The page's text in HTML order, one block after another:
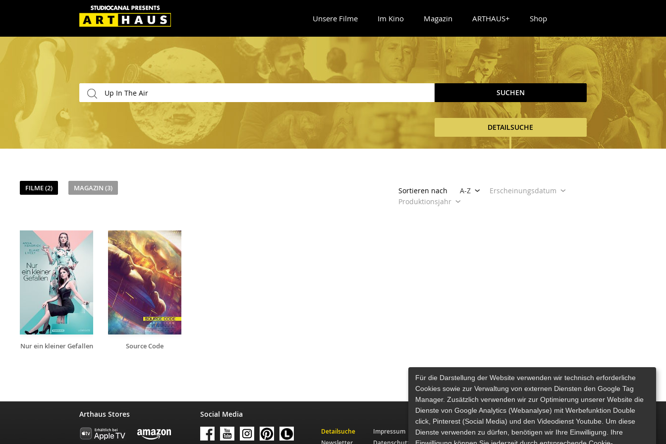
Unsere Filme Im Kino Magazin ARTHAUS+ Shop
SUCHEN
DETAILSUCHE
FILME (2) MAGAZIN (3) Sortieren nach A-Z
Erscheinungsdatum
Produktionsjahr
Nur ein kleiner Gefallen Source Code
Arthaus Stores Social Media
Detailsuche
Impressum
Für die Darstellung der Website verwenden wir technisch erforderliche
Cookies sowie zur Verwaltung von externen Diensten den Google Tag
Manager. Zusätzlich verwenden wir zur Optimierung unserer Website die
Dienste von Google Analytics (Webanalyse) mit Werbefunktion Double
click, Pinterest (Social Media) und den Videodienst Youtube. Um diese
Dienste verwenden zu dürfen, benötigen wir Ihre Einwilligung. Ihre